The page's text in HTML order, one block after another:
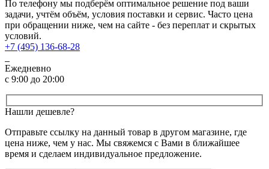
По телефону мы подберём оптимальное решение под ваши
задачи, учтём объём, условия поставки и сервис. Часто цена
при обращении ниже, чем на сайте - без переплат и скрытых
условий.
+7 (495) 136-68-28
Ежедневно
с 9:00 до 20:00
Нашли дешевле?
Отправьте ссылку на данный товар в другом магазине, где
цена ниже, чем у нас. Мы свяжемся с Вами в ближайшее
время и сделаем индивидуальное предложение.